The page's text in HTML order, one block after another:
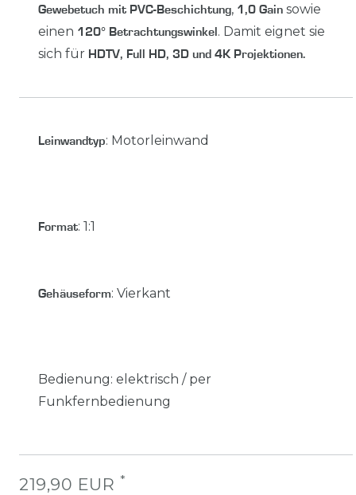
Gewebetuch mit PVC-Beschichtung, 1,0 Gain sowie
einen 120° Betrachtungswinkel . Damit eignet sie
sich für HDTV, Full HD, 3D und 4K Projektionen.
Leinwandtyp: Motorleinwand
Format: 1:1
Gehäuseform: Vierkant
Bedienung: elektrisch / per
Funkfernbedienung
219,90 EUR *